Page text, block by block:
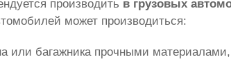
производить в грузовых
может производиться:
или багажника прочными